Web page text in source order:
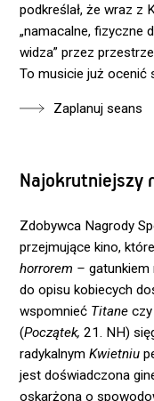
podkreślał, że wraz z
„namacalne, fizyczne
widza” przez
To musicie już ocenić
Zaplanuj seans
Najokrutniejszy
Zdobywca Nagrody
przejmujące kino,
horrorem –gatunkiem
do opisu kobiecych
wspomnieć Titane
(Początek,21. NH)
radykalnymKwietniu
jest doświadczona
oskarżona o